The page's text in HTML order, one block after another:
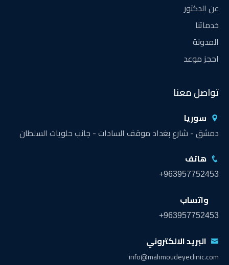
عن الدكتور
خدماتنا
المدونة
احجز موعد
تواصل معنا
سوريا
دمشق - شارع بغداد موقف السادات - جانب حلويات السلطان
هاتف
+963957752453
واتساب
+963957752453
البريد الالكتروني
info@mahmoudeyeclinic.com